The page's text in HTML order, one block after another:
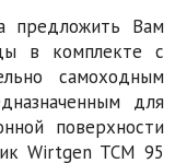
предложить Вам
в комплекте с
самоходным
для
поверхности
Wirtgen TCM 95